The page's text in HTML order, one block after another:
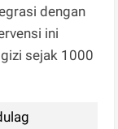
dengan
ini
sejak 1000